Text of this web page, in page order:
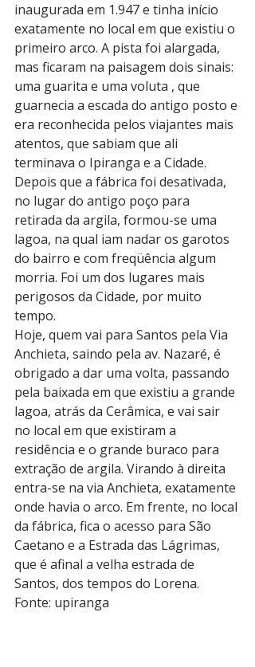
inaugurada em 1.947 e tinha início
exatamente no local em que existiu o
primeiro arco. A pista foi alargada,
mas ficaram na paisagem dois sinais:
uma guarita e uma voluta , que
guarnecia a escada do antigo posto e
era reconhecida pelos viajantes mais
atentos, que sabiam que ali
terminava o Ipiranga e a Cidade.
Depois que a fábrica foi desativada,
no lugar do antigo poço para
retirada da argila, formou-se uma
lagoa, na qual iam nadar os garotos
do bairro e com freqüência algum
morria. Foi um dos lugares mais
perigosos da Cidade, por muito
tempo.
Hoje, quem vai para Santos pela Via
Anchieta, saindo pela av. Nazaré, é
obrigado a dar uma volta, passando
pela baixada em que existiu a grande
lagoa, atrás da Cerâmica, e vai sair
no local em que existiram a
residência e o grande buraco para
extração de argila. Virando à direita
entra-se na via Anchieta, exatamente
onde havia o arco. Em frente, no local
da fábrica, fica o acesso para São
Caetano e a Estrada das Lágrimas,
que é afinal a velha estrada de
Santos, dos tempos do Lorena.
Fonte: upiranga